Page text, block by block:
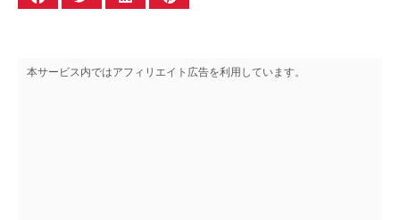
本サービス内ではアフィリエイト広告を利用しています。